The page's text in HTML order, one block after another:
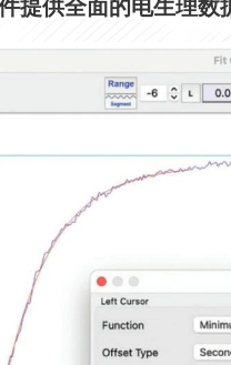
提供全面的电生理数